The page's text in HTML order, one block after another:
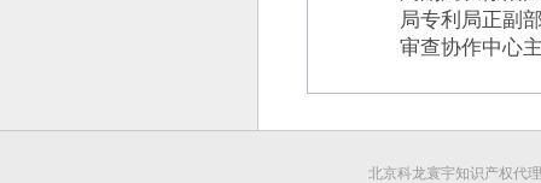
局专利局正副
审查协作中心
北京科龙寰宇知识产权代